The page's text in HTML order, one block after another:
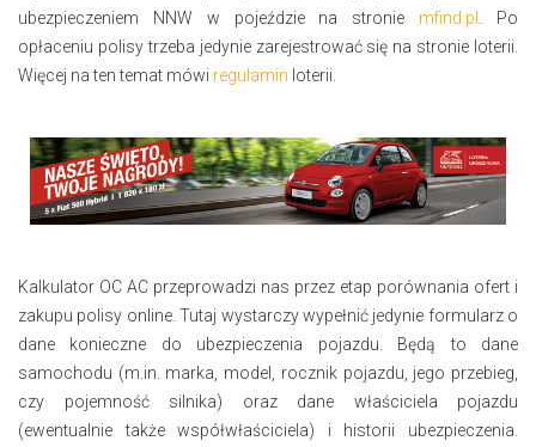
ubezpieczeniem NNW w pojeździe na stronie mfind.pl
. Po
opłaceniu polisy trzeba jedynie zarejestrować się na stronie loterii.
Więcej na ten temat mówi regulamin loterii.
Kalkulator OC AC przeprowadzi nas przez etap porównania ofert i
zakupu polisy online. Tutaj wystarczy wypełnić jedynie formularz o
dane konieczne do ubezpieczenia pojazdu. Będą to dane
samochodu (m.in. marka, model, rocznik pojazdu, jego przebieg,
czy pojemność silnika) oraz dane właściciela pojazdu
(ewentualnie także współwłaściciela) i historii ubezpieczenia.